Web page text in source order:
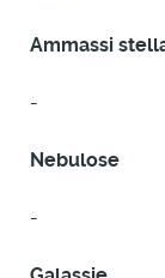
Ammassi
-
Nebulose
-